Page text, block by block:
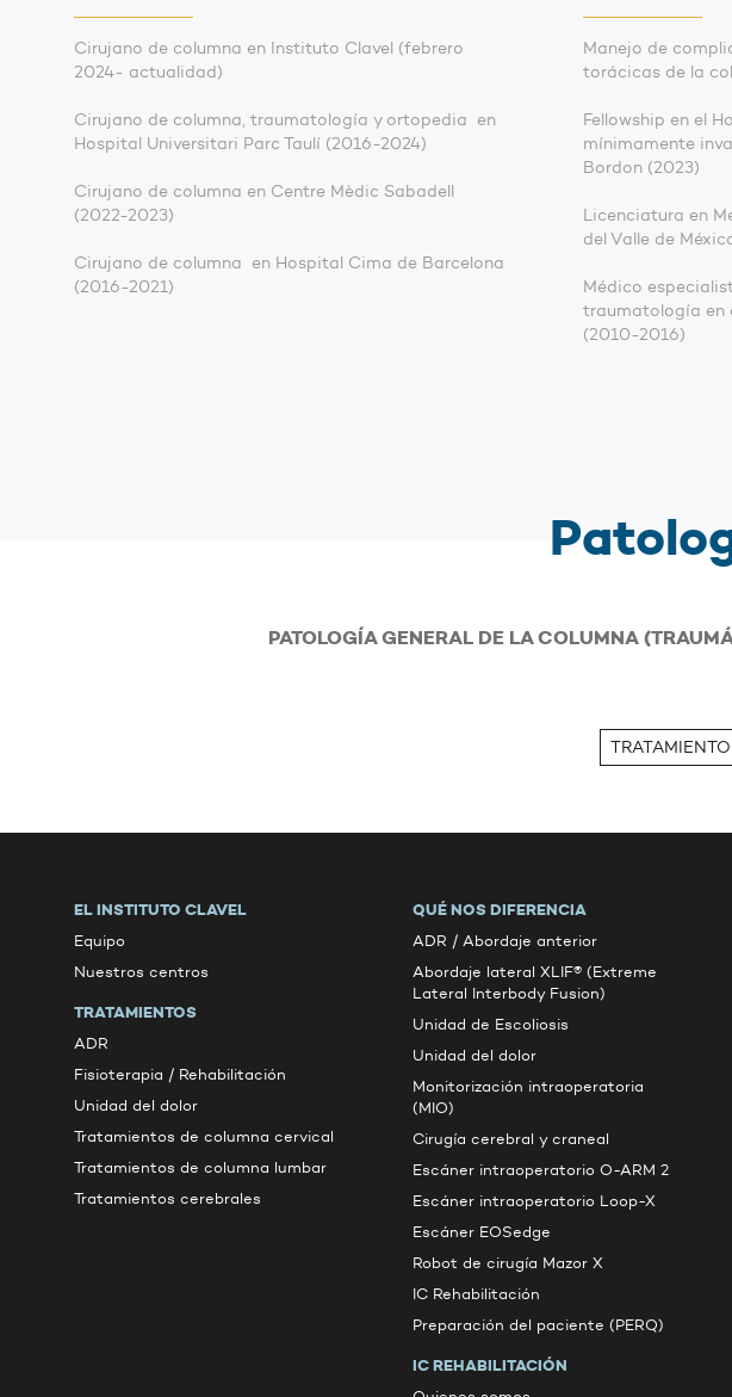
Cirujano de columna en Instituto Clavel (febrero
2024- actualidad)
Cirujano de columna, traumatología y ortopedia en
Hospital Universitari Parc Taulí (2016-2024)
Cirujano de columna en Centre Mèdic Sabadell
(2022-2023)
Cirujano de columna en Hospital Cima de Barcelona
(2016-2021)
Manejo de
torácicas de la
Fellowship en el
mínimamente
Bordon (2023)
Licenciatura en
del Valle de
Médico
traumatología en
(2010-2016)
PATOLOGÍA GENERAL DE LA COLUMNA
EL INSTITUTO CLAVEL
Equipo
Nuestros centros
TRATAMIENTOS
ADR
Fisioterapia / Rehabilitación
Unidad del dolor
Tratamientos de columna cervical
Tratamientos de columna lumbar
Tratamientos cerebrales
QUÉ NOS DIFERENCIA
ADR / Abordaje anterior
Abordaje lateral XLIF® (Extreme
Lateral Interbody Fusion)
Unidad de Escoliosis
Unidad del dolor
Monitorización intraoperatoria
(MIO)
Cirugía cerebral y craneal
Escáner intraoperatorio O-ARM 2
Escáner intraoperatorio Loop-X
Escáner EOSedge
Robot de cirugía Mazor X
IC Rehabilitación
Preparación del paciente (PERQ)
IC REHABILITACIÓN